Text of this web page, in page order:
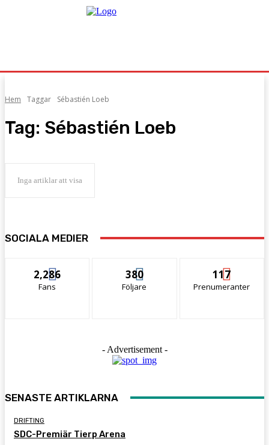
Hem Taggar Sébastién Loeb
Tag: Sébastién Loeb
Inga artiklar att visa
SOCIALA MEDIER
2,286
Fans
380
Följare
117
Prenumeranter
- Advertisement -
SENASTE ARTIKLARNA
DRIFTING
SDC-Premiär Tierp Arena